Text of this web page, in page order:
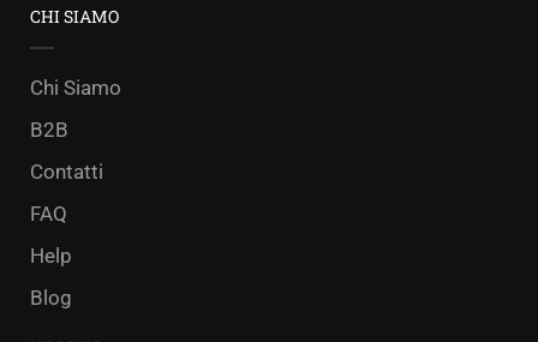
CHI SIAMO
Chi Siamo
B2B
Contatti
FAQ
Help
Blog